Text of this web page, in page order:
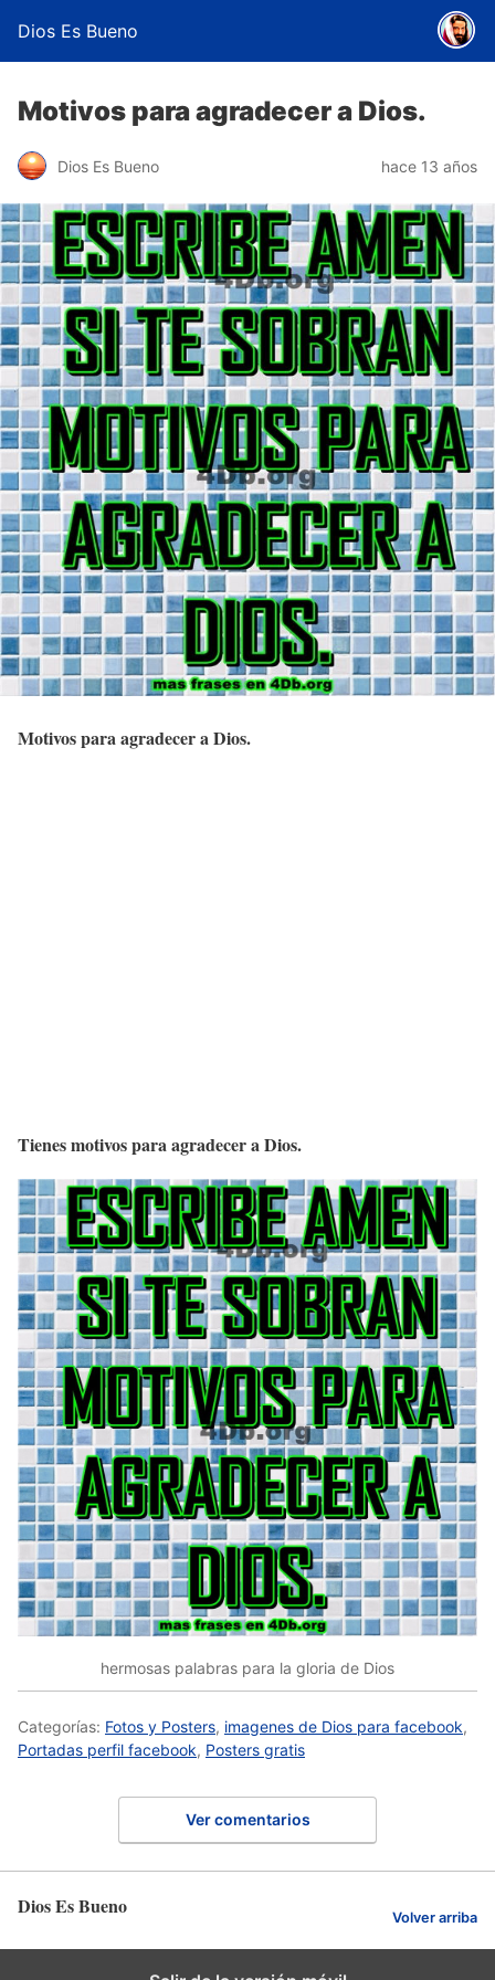
Dios Es Bueno
Motivos para agradecer a Dios.
Dios Es Bueno hace 13 años
Motivos para agradecer a Dios.
Tienes motivos para agradecer a Dios.
hermosas palabras para la gloria de Dios
Categorías: Fotos y Posters, imagenes de Dios para facebook,
Portadas perfil facebook, Posters gratis
Ver comentarios
Dios Es Bueno Volver arriba